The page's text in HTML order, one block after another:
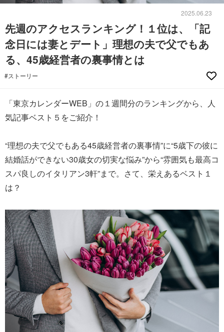
2025.06.23
先週のアクセスランキング！１位は、「記
念日には妻とデート」理想の夫で父でもあ
る、45歳経営者の裏事情とは
#ストーリー
「東京カレンダーWEB」の１週間分のランキングから、人
気記事ベスト５をご紹介！
“理想の夫で父でもある45歳経営者の裏事情”に“5歳下の彼に
結婚話ができない30歳女の切実な悩み”から“雰囲気も最高コ
スパ良しのイタリアン3軒”まで。さて、栄えあるベスト１
は？